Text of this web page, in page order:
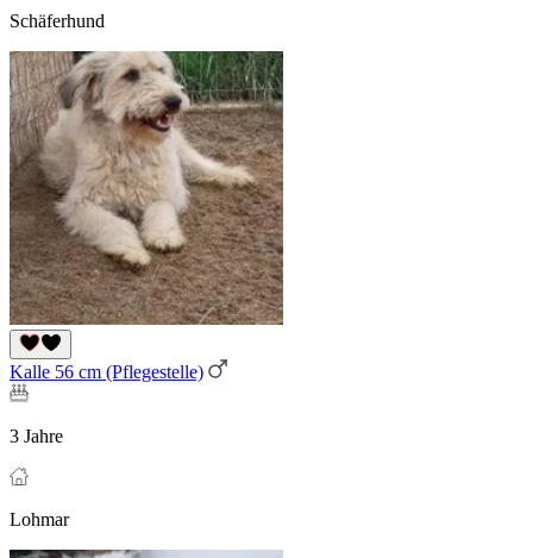
Schäferhund
Kalle 56 cm (Pflegestelle)
3 Jahre
Lohmar